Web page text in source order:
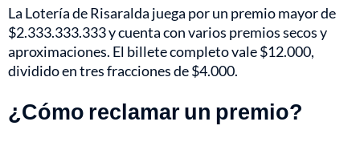
La Lotería de Risaralda juega por un premio mayor de
$2.333.333.333 y cuenta con varios premios secos y
aproximaciones. El billete completo vale $12.000,
dividido en tres fracciones de $4.000.
¿Cómo reclamar un premio?